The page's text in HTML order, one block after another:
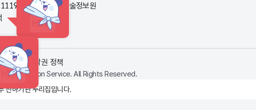
번지) 한국교육학술정보원
HINT
HINT
운로드저작권 정책
Information Service. All Rights Reserved.
산하기관 누리집입니다.